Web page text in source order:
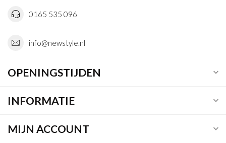
0165 535 096
info@newstyle.nl
OPENINGSTIJDEN
INFORMATIE
MIJN ACCOUNT